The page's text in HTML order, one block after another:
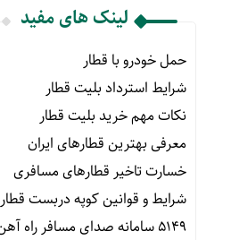
لینک های مفید
حمل خودرو با قطار
شرایط استرداد بلیت قطار
نکات مهم خرید بلیت قطار
معرفی بهترین قطارهای ایران
خسارت تاخیر قطارهای مسافری
شرایط و قوانین کوپه دربست قطار
۵۱۴۹ سامانه صدای مسافر راه آهن